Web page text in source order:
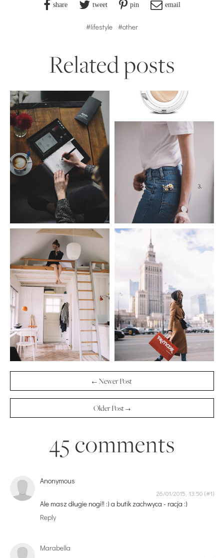
share tweet pin email
#lifestyle #other
Related posts
← Newer Post
Older Post →
45 comments
Anonymous
26/01/2015, 13:50
Ale masz długie nogi!! :) a butik zachwyca - racja :)
Reply
Marabella